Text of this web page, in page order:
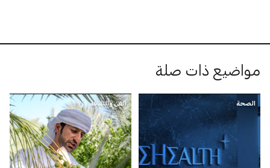
مواضيع ذات صلة
الصحة الفن والثقافة